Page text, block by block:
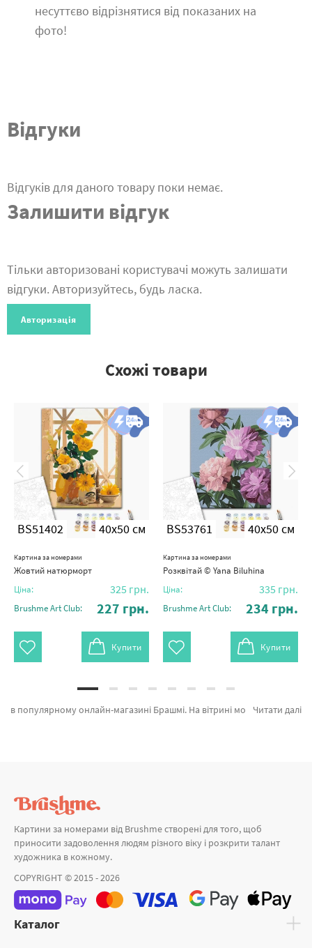
несуттєво відрізнятися від показаних на
фото!
Відгуки
Відгуків для даного товару поки немає.
Залишити відгук
Тільки авторизовані користувачі можуть залишати
відгуки. Авторизуйтесь, будь ласка.
Авторизація
Схожі товари
BS51402 40x50 см
Картина за номерами
Жовтий натюрморт
Ціна: 325 грн.
Brushme Art Club: 227 грн.
Купити
BS53761 40x50 см
Картина за номерами
Розквітай © Yana Biluhina
Ціна: 335 грн.
Brushme Art Club: 234 грн.
Купити
Читати далі
в популярному онлайн-магазині Брашмі. На вітрині можна легко замовити Картина за номерами Яблоки и подсолнухи від кращого виробника Brushme який дивує дизайном. Кожен продукт категорії «» підтверджений довірою покупців та спеціалістів. Пташина годівничка, Витончений піон и Піони в затишному інтер'єрі а также великий вибір продукції за відмінними цінами. Купуючи Машини разом з картини за номерами абстракція, миттєве відправлення в Слов'янськ або інші міста. Бестселери та картини за номерами балерини, купуйте прямо зараз!
Картини за номерами від Brushme створені для того, щоб
приносити задоволення людям різного віку і розкрити талант
художника в кожному.
COPYRIGHT © 2015 - 2026
Каталог